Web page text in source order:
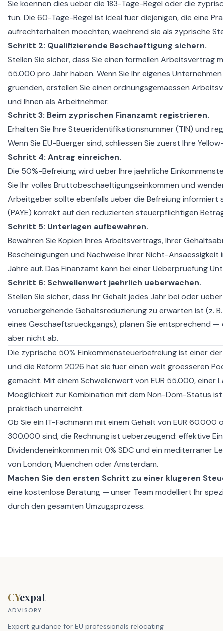
Sie koennen dies ueber die 183-Tage-Regel oder die
tun. Die 60-Tage-Regel ist ideal fuer diejenigen, die eine
aufrechterhalten moechten, waehrend sie als zyprische
Schritt 2: Qualifizierende Beschaeftigung sichern.
Stellen Sie sicher, dass Sie einen formellen Arbeitsvertrag
55.000 pro Jahr haben. Wenn Sie Ihr eigenes
gruenden, erstellen Sie einen ordnungsgemaessen
und Ihnen als Arbeitnehmer.
Schritt 3: Beim zyprischen Finanzamt registrieren.
Erhalten Sie Ihre Steueridentifikationsnummer (TIN) und
Wenn Sie EU-Buerger sind, schliessen Sie zuerst Ihre
Schritt 4: Antrag einreichen.
Die 50%-Befreiung wird ueber Ihre jaehrliche
Sie Ihr volles Bruttobeschaeftigungseinkommen und
Arbeitgeber sollte ebenfalls ueber die Befreiung informiert
(PAYE) korrekt auf den reduzierten steuerpflichtigen
Schritt 5: Unterlagen aufbewahren.
Bewahren Sie Kopien Ihres Arbeitsvertrags, Ihrer
Bescheinigungen und Nachweise Ihrer Nicht-
Jahre auf. Das Finanzamt kann bei einer Ueberpruefung
Schritt 6: Schwellenwert jaehrlich ueberwachen.
Stellen Sie sicher, dass Ihr Gehalt jedes Jahr bei oder
voruebergehende Gehaltsreduzierung zu erwarten ist (z.
eines Geschaeftsrueckgangs), planen Sie entsprechend
aber nicht ab.
Die zyprische 50% Einkommensteuerbefreiung ist einer
und die Reform 2026 hat sie fuer einen weit groesseren
gemacht. Mit einem Schwellenwert von EUR 55.000, einer
Moeglichkeit zur Kombination mit dem Non-Dom-Status
praktisch unerreicht.
Ob Sie ein IT-Fachmann mit einem Gehalt von EUR 60.000
300.000 sind, die Rechnung ist ueberzeugend: effektive
Dividendeneinkommen mit 0% SDC und ein mediterraner
von London, Muenchen oder Amsterdam.
Machen Sie den ersten Schritt zu einer klugeren
eine kostenlose Beratung — unser Team modelliert Ihr
durch den gesamten Umzugsprozess.
CYexpat
ADVISORY
Expert guidance for EU professionals relocating